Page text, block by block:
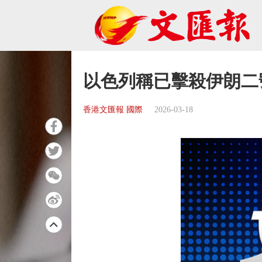
以色列稱已擊殺伊朗
香港文匯報 國際 2026-03-18